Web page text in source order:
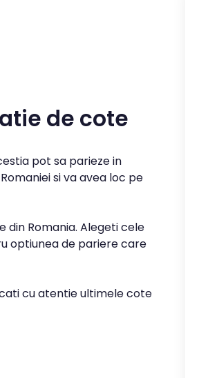
de cote
pot sa parieze in
si va avea loc pe
Romania. Alegeti cele
optiunea de pariere care
cu atentie ultimele cote